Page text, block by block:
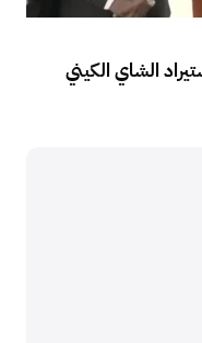
الشاي الكيني